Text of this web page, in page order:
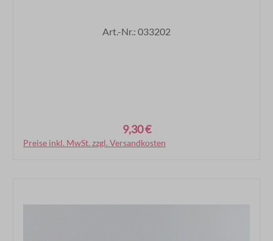
Art.-Nr.: 033202
9,30 €
Preise inkl. MwSt. zzgl. Versandkosten
In den Warenkorb